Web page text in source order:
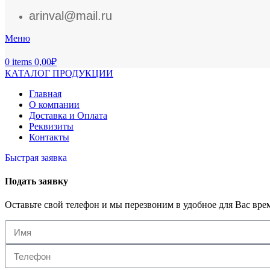
arinval@mail.ru
Меню
0 items 0,00₽
КАТАЛОГ ПРОДУКЦИИ
Главная
О компании
Доставка и Оплата
Реквизиты
Контакты
Быстрая заявка
Подать заявку
Оставьте свой телефон и мы перезвоним в удобное для Вас